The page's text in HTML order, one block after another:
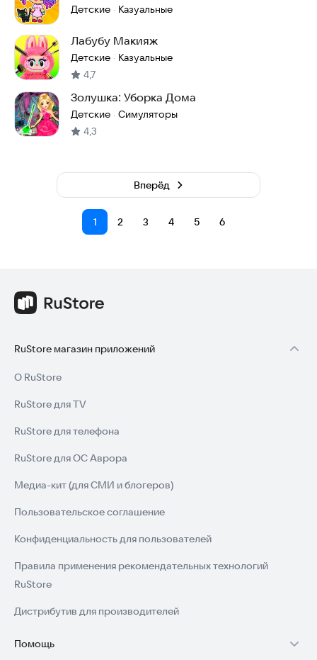
Детские · Казуальные
Лабубу Макияж
Детские · Казуальные
4,7
Золушка: Уборка Дома
Детские · Симуляторы
4,3
1 2 3 4 5 6
Вперёд
RuStore магазин приложений
О RuStore
RuStore для TV
RuStore для телефона
RuStore для ОС Аврора
Медиа-кит (для СМИ и блогеров)
Пользовательское соглашение
Конфиденциальность для пользователей
Правила применения рекомендательных технологий
RuStore
Дистрибутив для производителей
Помощь